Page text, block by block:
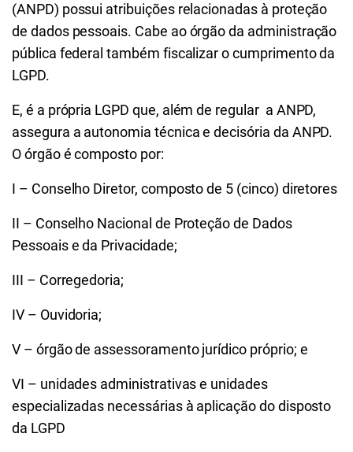
(ANPD) possui atribuições relacionadas à proteção
de dados pessoais. Cabe ao órgão da administração
pública federal também fiscalizar o cumprimento da
LGPD.
E, é a própria LGPD que, além de regular a ANPD,
assegura a autonomia técnica e decisória da ANPD.
O órgão é composto por:
I – Conselho Diretor, composto de 5 (cinco) diretores
II – Conselho Nacional de Proteção de Dados
Pessoais e da Privacidade;
III – Corregedoria;
IV – Ouvidoria;
V – órgão de assessoramento jurídico próprio; e
VI – unidades administrativas e unidades
especializadas necessárias à aplicação do disposto
da LGPD